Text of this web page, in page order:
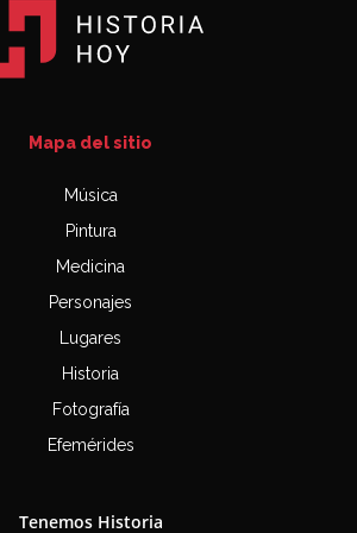
Mapa del sitio
Música
Pintura
Medicina
Personajes
Lugares
Historia
Fotografía
Efemérides
Tenemos Historia